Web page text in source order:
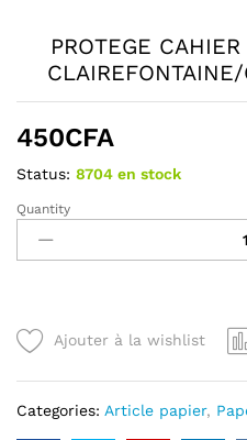
PROTEGE
450CFA
Status: 8704 en stock
PROTEGE
CAHIER
17x22
CLAIREFONTAINE/CALLIG.
COUL/ASS
quantity
Quantity
Ajouter à la wishlist
Categories: Article papier,